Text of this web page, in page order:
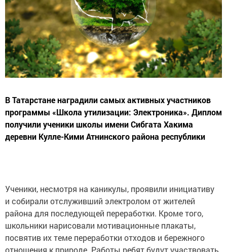
В Татарстане наградили самых активных участников
программы «Школа утилизации: Электроника». Диплом
получили ученики школы имени Сибгата Хакима
деревни Кулле-Кими Атнинского района республики
Ученики, несмотря на каникулы, проявили инициативу
и собирали отслуживший электролом от жителей
района для последующей переработки. Кроме того,
школьники нарисовали мотивационные плакаты,
посвятив их теме переработки отходов и бережного
отношения к природе. Работы ребят будут участвовать